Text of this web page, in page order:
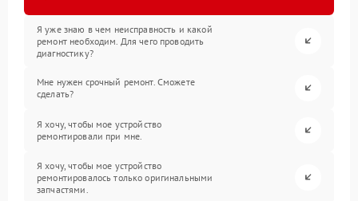
Я уже знаю в чем неисправность и какой
ремонт необходим. Для чего проводить
диагностику?
Мне нужен срочный ремонт. Сможете
сделать?
Я хочу, чтобы мое устройство
ремонтировали при мне.
Я хочу, чтобы мое устройство
ремонтировалось только оригинальными
запчастями.